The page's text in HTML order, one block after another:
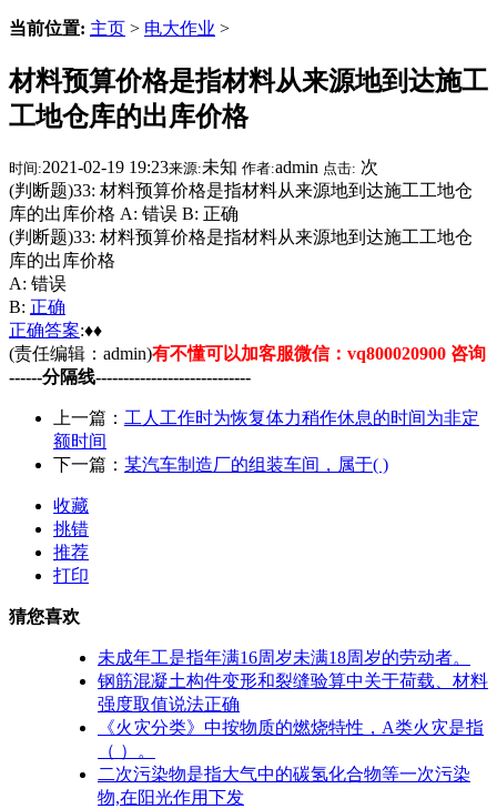
当前位置: 主页 > 电大作业 >
材料预算价格是指材料从来源地到达施工
工地仓库的出库价格
时间:2021-02-19 19:23来源:未知 作者:admin 点击: 次
(判断题)33: 材料预算价格是指材料从来源地到达施工工地仓
库的出库价格 A: 错误 B: 正确
(判断题)33: 材料预算价格是指材料从来源地到达施工工地仓
库的出库价格
A: 错误
B: 正确
正确答案:♦♦
(责任编辑：admin)有不懂可以加客服微信：vq800020900 咨询
------分隔线----------------------------
上一篇： 工人工作时为恢复体力稍作休息的时间为非定
额时间
下一篇： 某汽车制造厂的组装车间，属于( )
收藏
挑错
推荐
打印
猜您喜欢
未成年工是指年满16周岁未满18周岁的劳动者。
钢筋混凝土构件变形和裂缝验算中关于荷载、材料
强度取值说法正确
《火灾分类》中按物质的燃烧特性，A类火灾是指
（ ）。
二次污染物是指大气中的碳氢化合物等一次污染
物,在阳光作用下发